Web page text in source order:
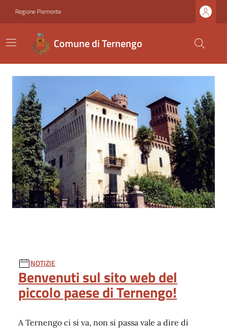
Regione Piemonte
Comune di Ternengo
Ultime notizie
NOTIZIE
Benvenuti sul sito web del
piccolo paese di Ternengo!
A Ternengo ci si va, non si passa vale a dire di